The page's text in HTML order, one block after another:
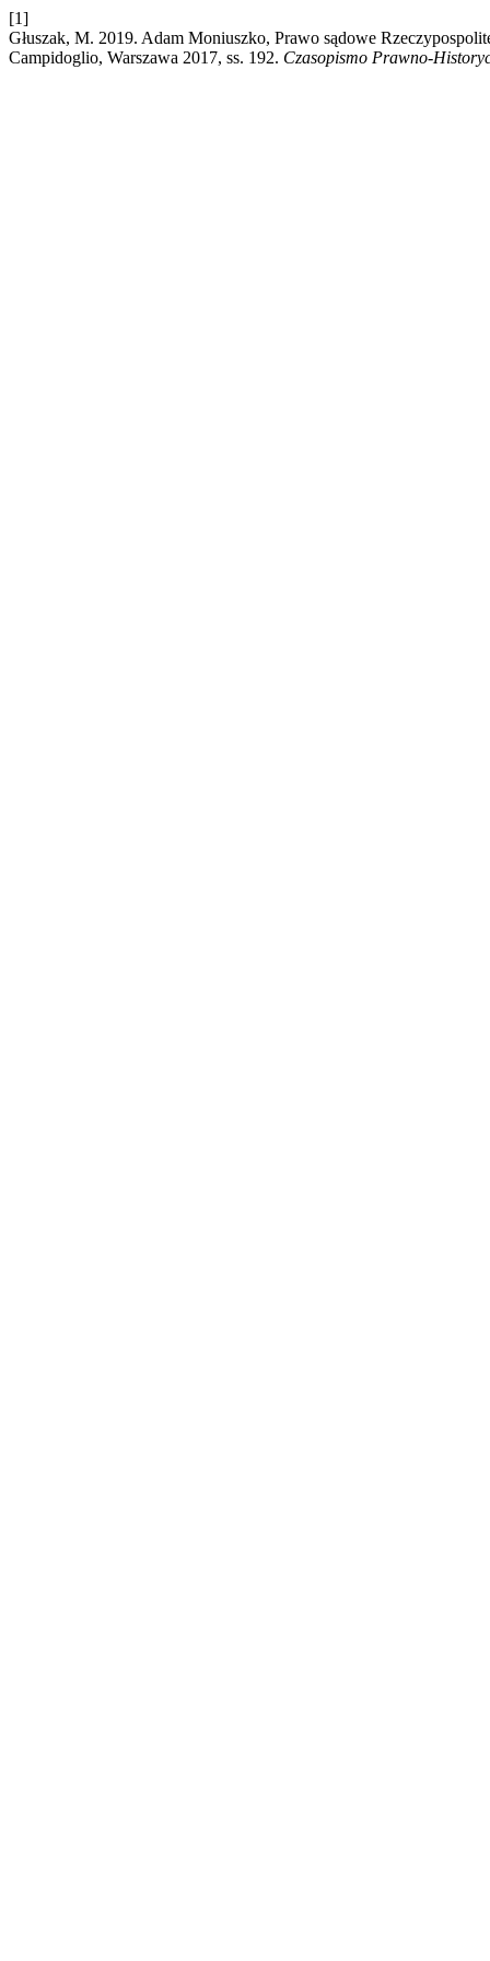
[1]
Głuszak, M. 2019. Adam Moniuszko, Prawo sądowe
Campidoglio, Warszawa 2017, ss. 192. Czasopismo Prawno-